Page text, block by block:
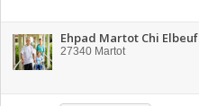
Ehpad Martot Chi Elbeuf
27340 Martot